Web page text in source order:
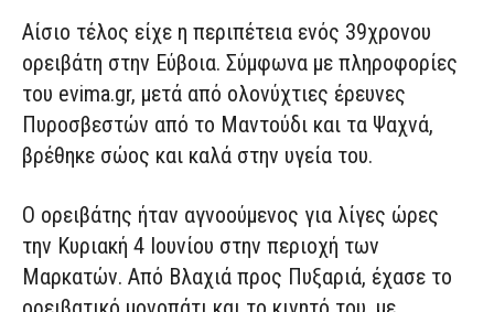
Αίσιο τέλος είχε η περιπέτεια ενός 39χρονου
ορειβάτη στην Εύβοια. Σύμφωνα με πληροφορίες
του evima.gr, μετά από ολονύχτιες έρευνες
Πυροσβεστών από το Μαντούδι και τα Ψαχνά,
βρέθηκε σώος και καλά στην υγεία του.
Ο ορειβάτης ήταν αγνοούμενος για λίγες ώρες
την Κυριακή 4 Ιουνίου στην περιοχή των
Μαρκατών. Από Βλαχιά προς Πυξαριά, έχασε το